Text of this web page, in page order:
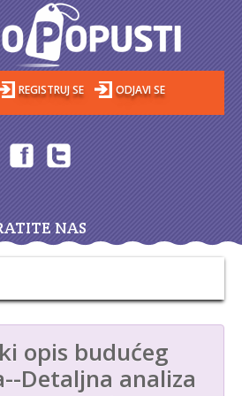
REGISTRUJ SE ODJAVI SE
NAS
opis budućeg
Detaljna analiza